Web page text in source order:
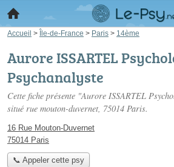
Accueil > Île-de-France > Paris > 14ème
Aurore ISSARTEL
Psychanalyste
Cette fiche présente "Aurore ISSARTEL
situé rue mouton-duvernet, 75014 Paris.
16 Rue Mouton-Duvernet
75014 Paris
📞 Appeler cette psy